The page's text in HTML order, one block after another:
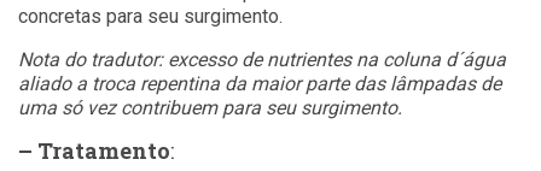
concretas para seu surgimento.
Nota do tradutor: excesso de nutrientes na coluna d´água
aliado a troca repentina da maior parte das lâmpadas de
uma só vez contribuem para seu surgimento.
– Tratamento: